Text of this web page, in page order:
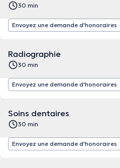
30 min
Envoyez une demande d'honoraires
Radiographie
30 min
Envoyez une demande d'honoraires
Soins dentaires
30 min
Envoyez une demande d'honoraires